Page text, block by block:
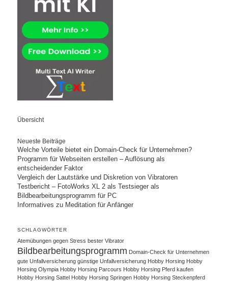
Übersicht
Neueste Beiträge
Welche Vorteile bietet ein Domain-Check für Unternehmen?
Programm für Webseiten erstellen – Auflösung als
entscheidender Faktor
Vergleich der Lautstärke und Diskretion von Vibratoren
Testbericht – FotoWorks XL 2 als Testsieger als
Bildbearbeitungsprogramm für PC
Informatives zu Meditation für Anfänger
SCHLAGWÖRTER
Atemübungen gegen Stress bester Vibrator
Bildbearbeitungsprogramm Domain-Check für Unternehmen
gute Unfallversicherung günstige Unfallversicherung Hobby Horsing Hobby
Horsing Olympia Hobby Horsing Parcours Hobby Horsing Pferd kaufen
Hobby Horsing Sattel Hobby Horsing Springen Hobby Horsing Steckenpferd